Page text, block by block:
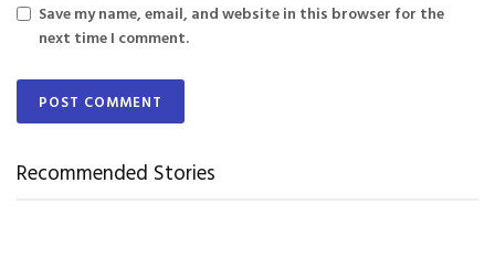
Save my name, email, and website in this browser for the
next time I comment.
Recommended Stories